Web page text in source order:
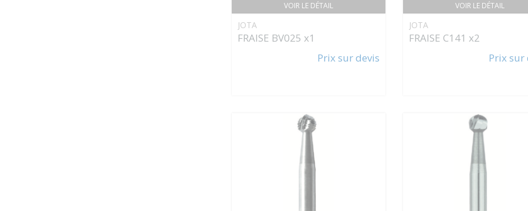
VOIR LE DÉTAIL
JOTA
FRAISE BV025 x1
Prix sur devis
VOIR LE DÉTAIL
JOTA
FRAISE C141 x2
Prix sur